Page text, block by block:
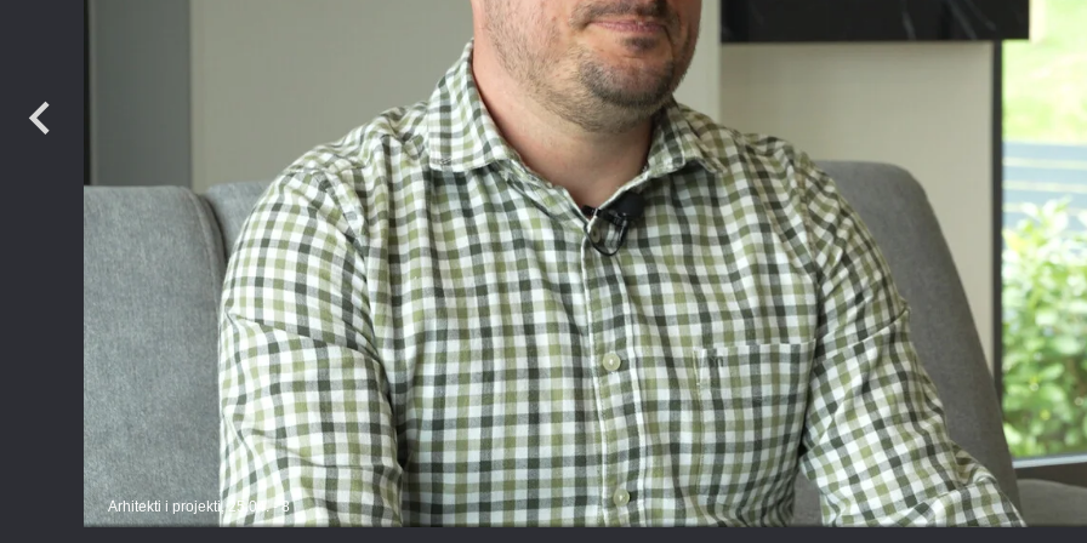
Arhitekti i projekti, 25.04. - 8